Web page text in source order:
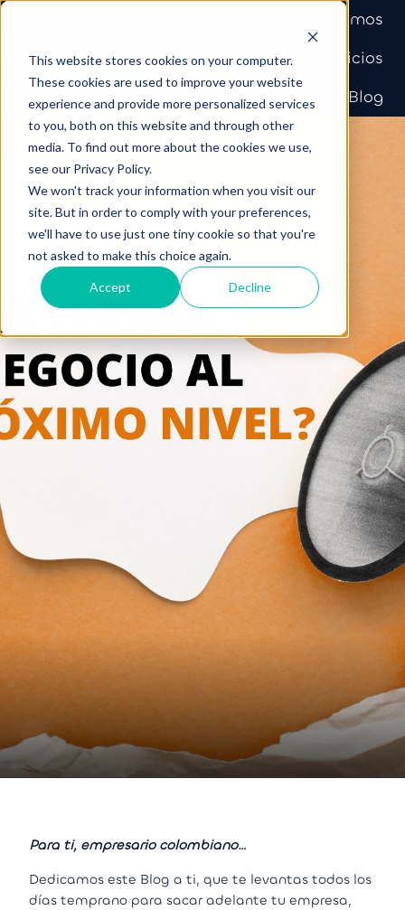
This website stores cookies on your computer.
These cookies are used to improve your website
experience and provide more personalized services
to you, both on this website and through other
media. To find out more about the cookies we use,
see our Privacy Policy.
We won't track your information when you visit our
site. But in order to comply with your preferences,
we'll have to use just one tiny cookie so that you're
not asked to make this choice again.
Accept Decline
i
c
o
Quiénes somos
Nuestros Servicios
Nuestro Equipo
Blog
Para ti, empresario colombiano…
Dedicamos este Blog a ti, que te levantas todos los
días temprano para sacar adelante tu empresa,